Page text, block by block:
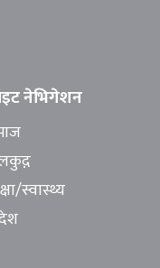
नेभिगेशन
स्वास्थ्य